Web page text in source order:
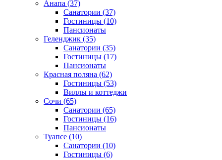
Анапа (37)
Санатории (37)
Гостиницы (10)
Пансионаты
Геленджик (35)
Санатории (35)
Гостиницы (17)
Пансионаты
Красная поляна (62)
Гостиницы (53)
Виллы и коттеджи
Сочи (65)
Санатории (65)
Гостиницы (16)
Пансионаты
Туапсе (10)
Санатории (10)
Гостиницы (6)